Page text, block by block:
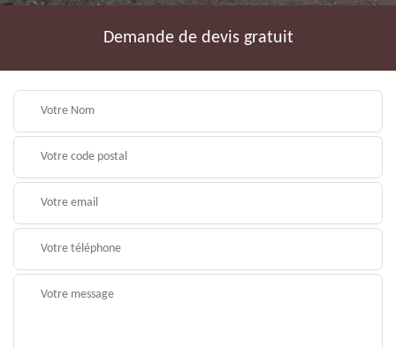
Demande de devis gratuit